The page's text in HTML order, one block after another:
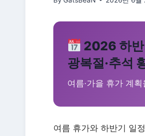
2026 하반
광복절·추석
여름·가을 휴가 계
여름 휴가와 하반기 일